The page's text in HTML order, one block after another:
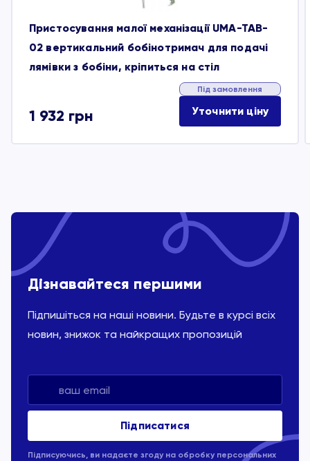
Пристосування малої механізації UMA-TAB-
02 вертикальний бобінотримач для подачі
лямівки з бобіни, кріпиться на стіл
1 932 грн
Під замовлення
Уточнити ціну
Дізнавайтеся першими
Підпишіться на наші новини. Будьте в курсі всіх
новин, знижок та найкращих пропозицій
Підписуючись, ви надаєте згоду на обробку персональних